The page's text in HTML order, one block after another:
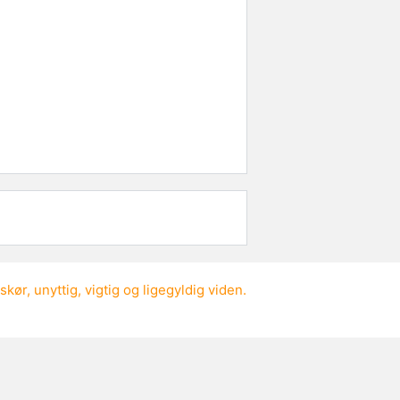
skør, unyttig, vigtig og ligegyldig viden.